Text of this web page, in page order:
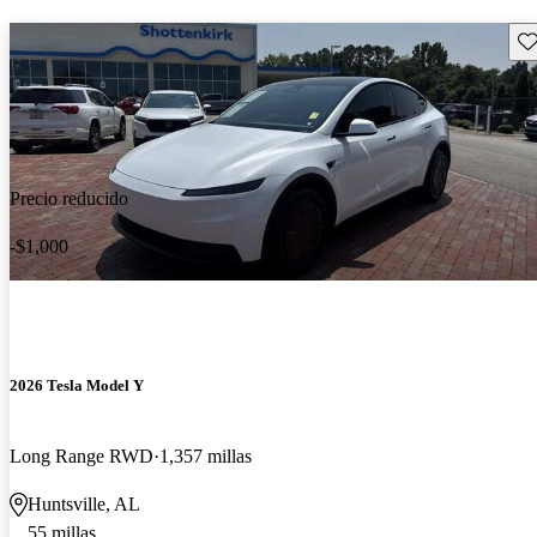
Precio reducido
-$1,000
2026 Tesla Model Y
Long Range RWD 1,357 millas
Huntsville, AL